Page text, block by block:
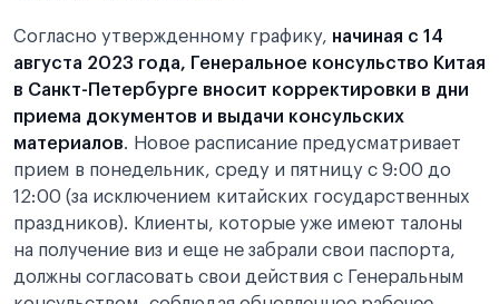
Согласно утвержденному графику, начиная с 14
августа 2023 года, Генеральное консульство Китая
в Санкт-Петербурге вносит корректировки в дни
приема документов и выдачи консульских
материалов. Новое расписание предусматривает
прием в понедельник, среду и пятницу с 9:00 до
12:00 (за исключением китайских государственных
праздников). Клиенты, которые уже имеют талоны
на получение виз и еще не забрали свои паспорта,
должны согласовать свои действия с Генеральным